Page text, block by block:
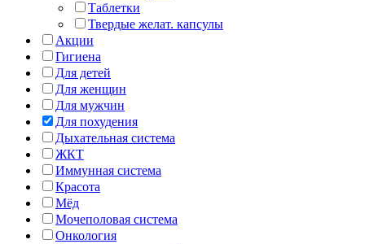
Таблетки
Твердые желат. капсулы
Акции
Гигиена
Для детей
Для женщин
Для мужчин
Для похудения
Дыхательная система
ЖКТ
Иммунная система
Красота
Мёд
Мочеполовая система
Онкология